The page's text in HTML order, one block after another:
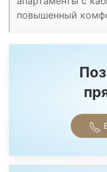
повышенный